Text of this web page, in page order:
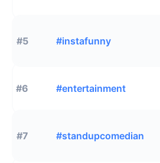
#5 #instafunny
#6 #entertainment
#7 #standupcomedian